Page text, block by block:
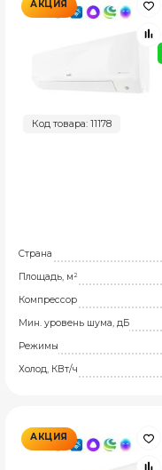
АКЦИЯ
Код товара: 11178
Страна
Площадь, м²
Компрессор
Мин. уровень шума, дБ
Режимы
Холод, КВт/ч
АКЦИЯ